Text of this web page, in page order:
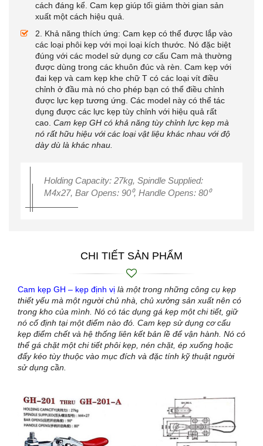
cách đáng kể. Cam kẹp giúp tối giảm thời gian sản
xuất một cách hiệu quả.
2. Khả năng thích ứng: Cam kẹp có thể được lắp vào
các loại phôi kẹp với mọi loại kích thước. Nó đặc biệt
đúng với các model sử dụng cơ cấu Cam mà thường
được dùng trong các khuôn đúc và rèn. Cam kẹp với
đai kẹp và cam kẹp khe chữ T có các loại vít điều
chỉnh ở đầu mà nó cho phép bạn có thể điều chỉnh
được lực kẹp tương ứng. Các model này có thể tác
dụng được các lực kẹp tùy chỉnh với hiệu quả rất
cao. Cam kẹp GH có khả năng tùy chỉnh lực kẹp mà
nó rất hữu hiệu với các loại vật liệu khác nhau với độ
dày dù là khác nhau.
Holding Capacity: 27kg, Spindle Supplied:
M4x27, Bar Opens: 90⁰, Handle Opens: 80⁰
CHI TIẾT SẢN PHẨM
Cam kẹp GH – kẹp định vị là một trong những công cụ kẹp
thiết yếu mà một người chủ nhà, chủ xưởng sản xuất nên có
trong kho của mình. Nó có tác dụng gá kẹp một chi tiết, giữ
nó cố định tại một điểm nào đó. Cam kẹp sử dụng cơ cấu
kẹp điểm chết và hệ thống liên kết bản lề để vận hành. Nó có
thể gá chặt một chi tiết phôi kẹp, nén chặt, ép xuống hoặc
đẩy kéo tùy thuộc vào mục đích và đặc tính kỹ thuật người
sử dụng cần.